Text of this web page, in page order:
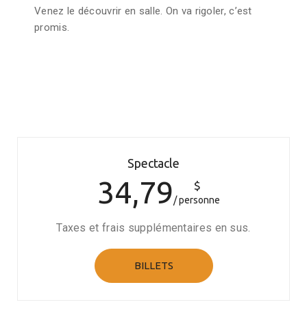
Venez le découvrir en salle. On va rigoler, c’est
promis.
Spectacle
$
34,79 personne
Taxes et frais supplémentaires en sus.
BILLETS